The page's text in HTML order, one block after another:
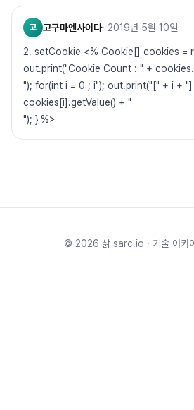
고 고구마엔사이다· 2019년 5월 10일
2. setCookie <% Cookie[] cookies =
out.print("Cookie Count : " +
"); for(int i = 0 ; i"); out.print("[" + i +
cookies[i].getValue() + "
"); } %>
© 2026 삵 sarc.io · 기술 아카